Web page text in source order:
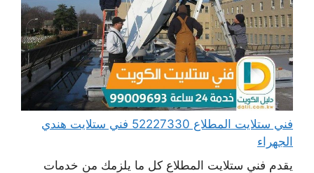
فني ستلايت المطلاع 52227330 فني ستلايت هندي
الجهراء
يقدم فني ستلايت المطلاع كل ما يلزمك من خدمات